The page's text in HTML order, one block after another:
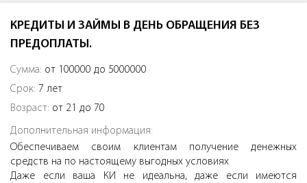
КРЕДИТЫ И ЗАЙМЫ В ДЕНЬ ОБРАЩЕНИЯ БЕЗ
ПРЕДОПЛАТЫ.
Сумма: от 100000 до 5000000
Срок: 7 лет
Возраст: от 21 до 70
Дополнительная информация:
Обеспечиваем своим клиентам получение денежных
средств на по настоящему выгодных условиях
Даже если ваша КИ не идеальна, даже если имеются